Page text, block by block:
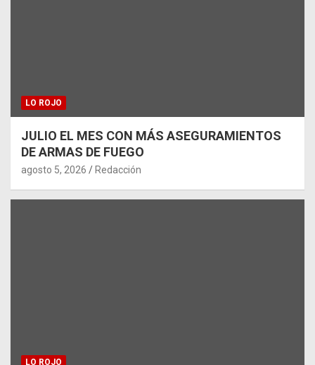
LO ROJO
JULIO EL MES CON MÁS ASEGURAMIENTOS
DE ARMAS DE FUEGO
agosto 5, 2026 Redacción
LO ROJO